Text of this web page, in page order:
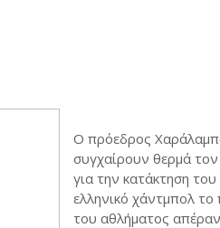
Ο πρόεδρος
συγχαίρουν θερμά τον
για την κατάκτηση
ελληνικό χάντμπολ
του αθλήματος